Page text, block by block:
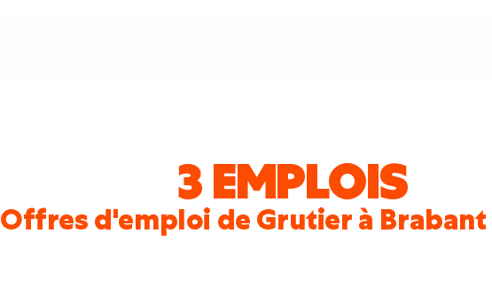
3 EMPLOIS
Offres d'emploi de Grutier à